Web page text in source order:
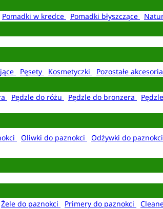
Pomadki w kredce Pomadki błyszczące
Pęsety Kosmetyczki
Pozostałe
Pędzle do różu Pędzle do bronzera
Oliwki do paznokci Odżywki do paznokci
Żele do paznokci Primery do paznokci